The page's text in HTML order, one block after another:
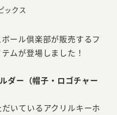
ー
ックス
ール倶楽部が販売するフ
ムが登場しました！
ダー（帽子・ロゴチャー
いているアクリルキーホ